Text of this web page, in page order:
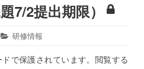
7/2提出期限）
カ
ゴ
研修情報
で保護されています。閲覧する